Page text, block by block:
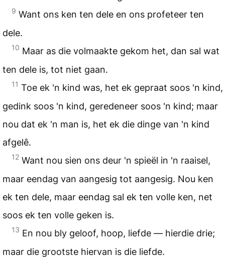
9 Want ons ken ten dele en ons profeteer ten
dele.
10 Maar as die volmaakte gekom het, dan sal wat
ten dele is, tot niet gaan.
11 Toe ek 'n kind was, het ek gepraat soos 'n kind,
gedink soos 'n kind, geredeneer soos 'n kind; maar
nou dat ek 'n man is, het ek die dinge van 'n kind
afgelê.
12 Want nou sien ons deur 'n spieël in 'n raaisel,
maar eendag van aangesig tot aangesig. Nou ken
ek ten dele, maar eendag sal ek ten volle ken, net
soos ek ten volle geken is.
13 En nou bly geloof, hoop, liefde — hierdie drie;
maar die grootste hiervan is die liefde.